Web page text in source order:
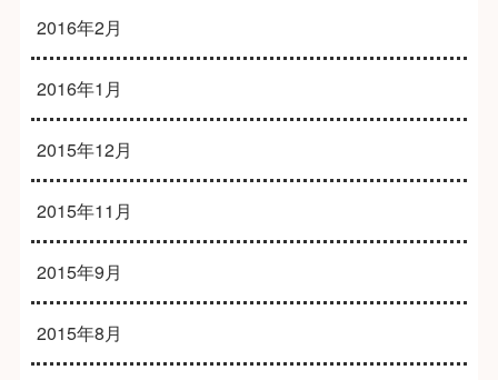
2016年2月
2016年1月
2015年12月
2015年11月
2015年9月
2015年8月